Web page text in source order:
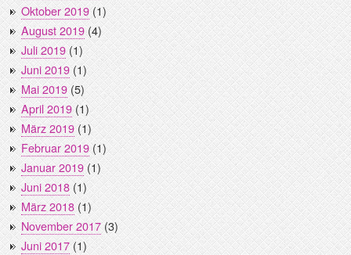
Oktober 2019(1)
August 2019(4)
Juli 2019(1)
Juni 2019(1)
Mai 2019(5)
April 2019(1)
März 2019(1)
Februar 2019(1)
Januar 2019(1)
Juni 2018(1)
März 2018(1)
November 2017(3)
Juni 2017(1)